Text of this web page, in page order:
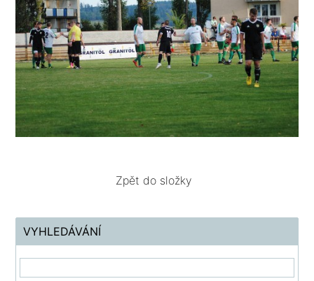
Zpět do složky
VYHLEDÁVÁNÍ